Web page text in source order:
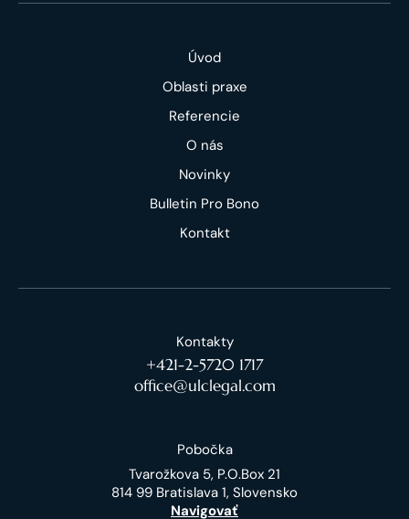
Úvod
Oblasti praxe
Referencie
O nás
Novinky
Bulletin Pro Bono
Kontakt
Kontakty
+421-2-5720 1717
office@ulclegal.com
Pobočka
Tvarožkova 5, P.O.Box 21
814 99 Bratislava 1, Slovensko
Navigovať